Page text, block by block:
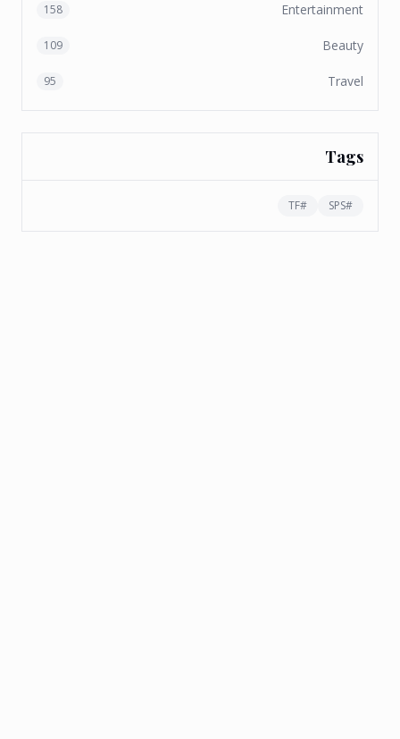
Entertainment
158
Beauty
109
Travel
95
Tags
#
SPS
#
TF